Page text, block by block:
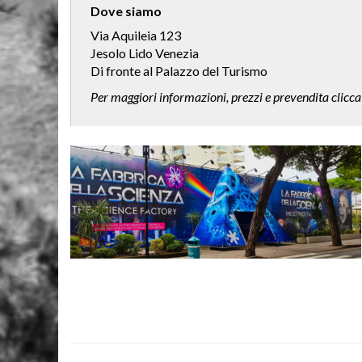
Dove siamo
Via Aquileia 123
Jesolo Lido Venezia
Di fronte al Palazzo del Turismo
Per maggiori informazioni, prezzi e prevendita clicca